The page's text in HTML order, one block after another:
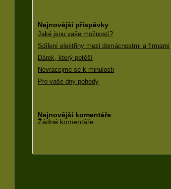
Nejnovější příspěvky
Jaké jsou vaše možnosti?
Sdílení elektřiny mezi domácnostmi a firmami
Dárek, který potěší
Nevracejme se k minulosti
Pro vaše dny pohody
Nejnovější komentáře
Žádné komentáře.